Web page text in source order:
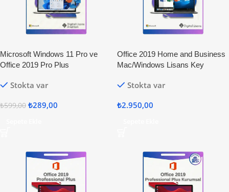
Microsoft Windows 11 Pro ve
Office 2019 Pro Plus
Stokta var
₺599,00 ₺289,00
Office 2019 Home and Business
Mac/Windows Lisans Key
Stokta var
₺2.950,00